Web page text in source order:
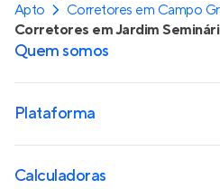
Apto
Corretores em Campo
Corretores em Jardim
Quem somos
Plataforma
Calculadoras